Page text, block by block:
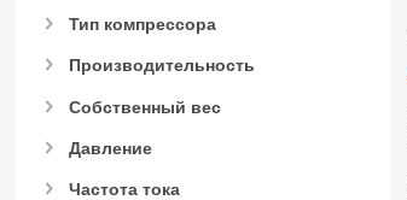
Тип компрессора
Производительность
Собственный вес
Давление
Частота тока